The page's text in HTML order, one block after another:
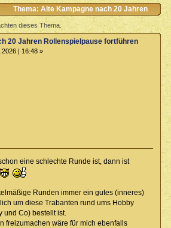
Thema: Alte Kampagne nach 20 Jahren
(Gelesen 23568 mal)
dieses Thema.
20 Jahren Rollenspielpause fortführen
| 16:48 »
eine schlechte Runde ist, dann ist
Runden immer ein gutes (inneres)
um diese Trabanten rund ums Hobby
und Co) bestellt ist.
freizumachen wäre für mich ebenfalls